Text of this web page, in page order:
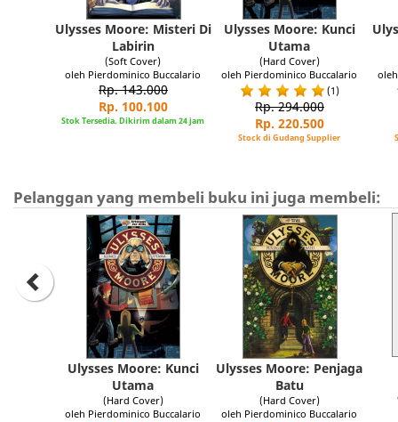
Ulysses Moore: Misteri Di
Labirin
(Soft Cover)
oleh Pierdominico Buccalario
Rp. 143.000
Rp. 100.100
Stok Tersedia. Dikirim dalam 24 jam
Ulysses Moore: Kunci
Utama
(Hard Cover)
oleh Pierdominico Buccalario
(1)
Rp. 294.000
Rp. 220.500
Stock di Gudang Supplier
Pelanggan yang membeli buku ini juga membeli:
Ulysses Moore: Kunci
Utama
(Hard Cover)
oleh Pierdominico Buccalario
Ulysses Moore: Penjaga
Batu
(Hard Cover)
oleh Pierdominico Buccalario